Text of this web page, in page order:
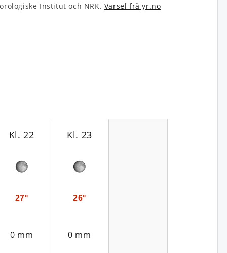
Institut och NRK. Varsel frå yr.no
Kl. 22
27°
0 mm
Kl. 23
26°
0 mm